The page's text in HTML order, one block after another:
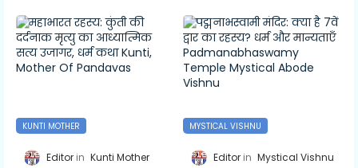
KUNTI MOTHER
Editor Kunti Mother
MYSTICAL VISHNU
Editor Mystical Vishnu